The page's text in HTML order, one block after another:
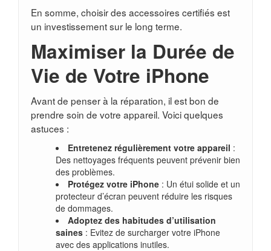
En somme, choisir des accessoires certifiés est
un investissement sur le long terme.
Maximiser la Durée de
Vie de Votre iPhone
Avant de penser à la réparation, il est bon de
prendre soin de votre appareil. Voici quelques
astuces :
Entretenez régulièrement votre appareil :
Des nettoyages fréquents peuvent prévenir bien
des problèmes.
Protégez votre iPhone: Un étui solide et un
protecteur d’écran peuvent réduire les risques
de dommages.
Adoptez des habitudes d’utilisation
saines: Evitez de surcharger votre iPhone
avec des applications inutiles.